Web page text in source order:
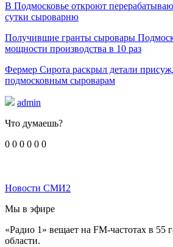
В Подмосковье откроют
сутки сыроварню
Получившие гранты сыровары
мощности производства в 10 раз
Фермер Сирота раскрыл детали
подмосковным сыроварам
admin
Что думаешь?
0 0 0 0 0 0
Новости СМИ2
Мы в эфире
«Радио 1» вещает на FM-частотах в 55
области.